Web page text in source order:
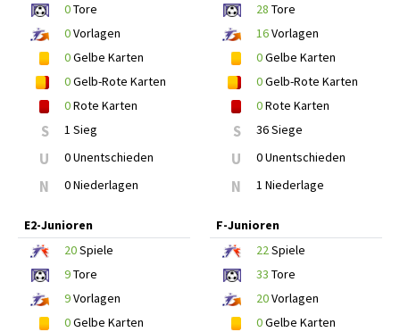
0Tore
0Vorlagen
0Gelbe Karten
0Gelb-Rote Karten
0Rote Karten
S 1 Sieg
U 0 Unentschieden
N 0 Niederlagen
28 Tore
16Vorlagen
0Gelbe Karten
0Gelb-Rote Karten
0Rote Karten
S 36 Siege
U 0 Unentschieden
N 1 Niederlage
E2-Junioren
20Spiele
9Tore
9Vorlagen
0Gelbe Karten
F-Junioren
22Spiele
33 Tore
20Vorlagen
0Gelbe Karten